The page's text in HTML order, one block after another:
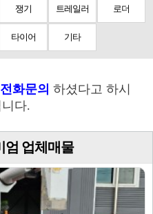
쟁기 트레일러 로더
타이어 기타
전화문의 하셨다고 하시
다.
엄 업체매물